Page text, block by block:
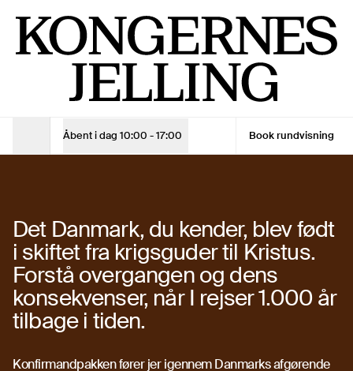
Åbent i dag 10:00 - 17:00
Åbningstider Book rundvisning
Man - Søn 10:00 - 17:00
Entrébillet
Gratis
Voksen - 10% online rabat
108 kr.
Se åbningstider
Køb billet
Køb billet
Konfirmandpakken
Det Danmark, du kender, blev født
i skiftet fra krigsguder til Kristus.
Forstå overgangen og dens
konsekvenser, når I rejser 1.000 år
tilbage i tiden.
Konfirmandpakken fører jer igennem Danmarks afgørende